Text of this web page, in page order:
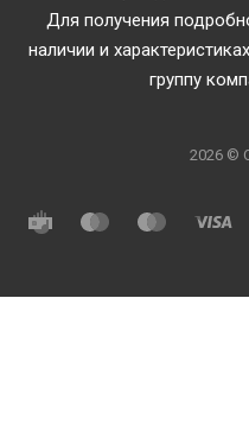
Для получения
наличии и
группу
2026 ©